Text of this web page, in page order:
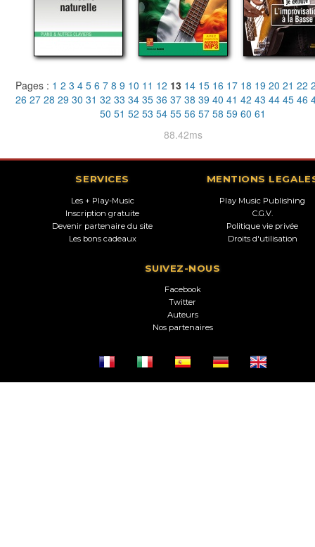
Pages : 1 2 3 4 5 6 7 8 9 10 11 12 13 14 15 16 17 18 19 20 21 22
26 27 28 29 30 31 32 33 34 35 36 37 38 39 40 41 42 43 44 45 46
50 51 52 53 54 55 56 57 58 59 60 61
88.42ms
SERVICES
Les + Play-Music
Inscription gratuite
Devenir partenaire du site
Les bons cadeaux
MENTIONS
Play Music Publishing
C.G.V.
Politique vie privée
Droits d'utilisation
SUIVEZ-NOUS
Facebook
Twitter
Auteurs
Nos partenaires